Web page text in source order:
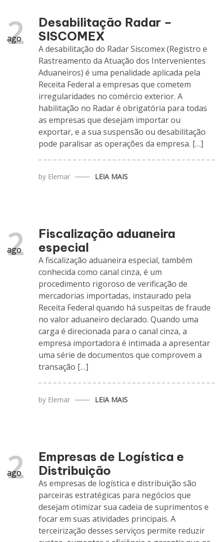
ago
2
Desabilitação Radar –
SISCOMEX
A desabilitação do Radar Siscomex (Registro e
Rastreamento da Atuação dos Intervenientes
Aduaneiros) é uma penalidade aplicada pela
Receita Federal a empresas que cometem
irregularidades no comércio exterior. A
habilitação no Radar é obrigatória para todas
as empresas que desejam importar ou
exportar, e a sua suspensão ou desabilitação
pode paralisar as operações da empresa. […]
by Elemar LEIA MAIS
ago
2
Fiscalização aduaneira
especial
A fiscalização aduaneira especial, também
conhecida como canal cinza, é um
procedimento rigoroso de verificação de
mercadorias importadas, instaurado pela
Receita Federal quando há suspeitas de fraude
no valor aduaneiro declarado. Quando uma
carga é direcionada para o canal cinza, a
empresa importadora é intimada a apresentar
uma série de documentos que comprovem a
transação […]
by Elemar LEIA MAIS
ago
2
Empresas de Logística e
Distribuição
As empresas de logística e distribuição são
parceiras estratégicas para negócios que
desejam otimizar sua cadeia de suprimentos e
focar em suas atividades principais. A
terceirização desses serviços permite reduzir